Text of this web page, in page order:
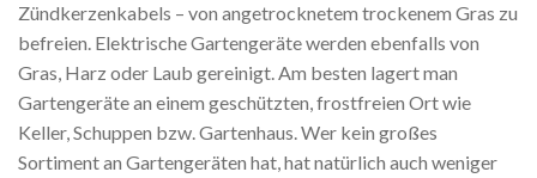
Zündkerzenkabels – von angetrocknetem trockenem Gras zu
befreien. Elektrische Gartengeräte werden ebenfalls von
Gras, Harz oder Laub gereinigt. Am besten lagert man
Gartengeräte an einem geschützten, frostfreien Ort wie
Keller, Schuppen bzw. Gartenhaus. Wer kein großes
Sortiment an Gartengeräten hat, hat natürlich auch weniger